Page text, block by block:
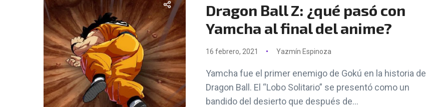
Dragon Ball Z: ¿qué pasó con
Yamcha al final del anime?
16 febrero, 2021 Yazmín Espinoza
Yamcha fue el primer enemigo de Gokú en la historia de
Dragon Ball. El “Lobo Solitario” se presentó como un
bandido del desierto que después de...